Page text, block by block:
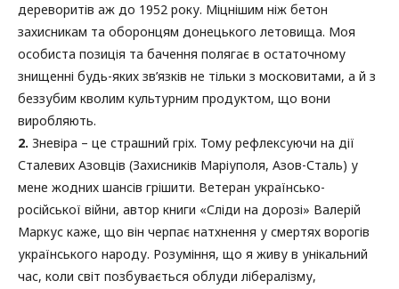
дереворитів аж до 1952 року. Міцнішим ніж бетон
захисникам та оборонцям донецького летовища. Моя
особиста позиція та бачення полягає в остаточному
знищенні будь-яких зв’язків не тільки з московитами, а й з
беззубим кволим культурним продуктом, що вони
виробляють.
2. Зневіра – це страшний гріх. Тому рефлексуючи на дії
Сталевих Азовців (Захисників Маріуполя, Азов-Сталь) у
мене жодних шансів грішити. Ветеран українсько-
російської війни, автор книги «Сліди на дорозі» Валерій
Маркус каже, що він черпає натхнення у смертях ворогів
українського народу. Розуміння, що я живу в унікальний
час, коли світ позбувається облуди лібералізму,